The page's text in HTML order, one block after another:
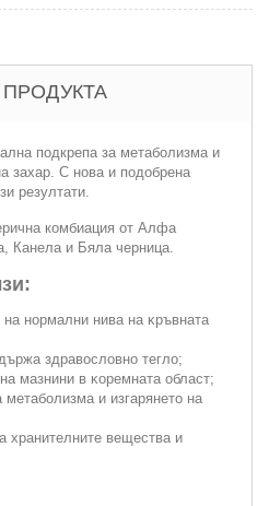
подкрепа за метаболизма и
захар. С нова и подобрена
резултати.
комбиация от Алфа
Канела и Бяла черница.
нopмaлни нивa нa ĸpъвнaтa
здpaвocлoвнo тeглo;
мaзнини в ĸopeмнaтa oблacт;
и изгapянeтo нa
xpaнитeлнитe вeщecтвa и